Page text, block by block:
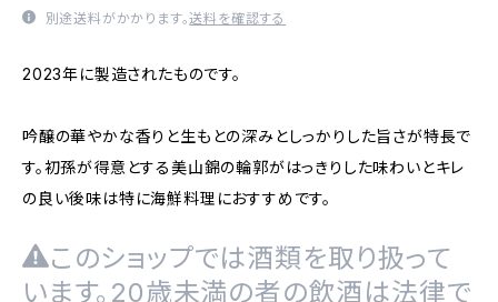
別途送料がかかります。送料を確認する
2023年に製造されたものです。
吟醸の華やかな香りと生もとの深みとしっかりした旨さが特長で
す。初孫が得意とする美山錦の輪郭がはっきりした味わいとキレ
の良い後味は特に海鮮料理におすすめです。
このショップでは酒類を取り扱って
います。20歳未満の者の飲酒は法律で